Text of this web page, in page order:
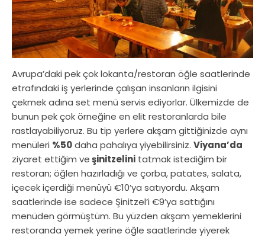
Avrupa’daki pek çok lokanta/restoran öğle saatlerinde
etrafındaki iş yerlerinde çalışan insanların ilgisini
çekmek adına set menü servis ediyorlar. Ülkemizde de
bunun pek çok örneğine en elit restoranlarda bile
rastlayabiliyoruz. Bu tip yerlere akşam gittiğinizde aynı
menüleri %50daha pahalıya yiyebilirsiniz. Viyana’da
ziyaret ettiğim veşinitzelini tatmak istediğim bir
restoran; öğlen hazırladığı ve çorba, patates, salata,
içecek içerdiği menüyü €10’ya satıyordu. Akşam
saatlerinde ise sadece Şinitzel’i €9’ya sattığını
menüden görmüştüm. Bu yüzden akşam yemeklerini
restoranda yemek yerine öğle saatlerinde yiyerek